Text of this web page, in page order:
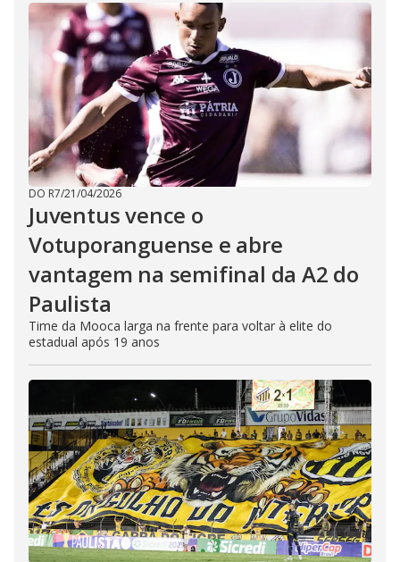
DO R7/21/04/2026
Juventus vence o
Votuporanguense e abre
vantagem na semifinal da A2 do
Paulista
Time da Mooca larga na frente para voltar à elite do
estadual após 19 anos